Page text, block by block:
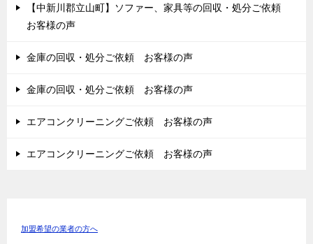
【中新川郡立山町】ソファー、家具等の回収・処分ご依頼
お客様の声
金庫の回収・処分ご依頼 お客様の声
金庫の回収・処分ご依頼 お客様の声
エアコンクリーニングご依頼 お客様の声
エアコンクリーニングご依頼 お客様の声
加盟希望の業者の方へ